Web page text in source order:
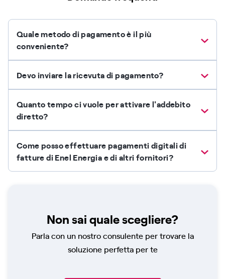
Quale metodo di pagamento è il più
conveniente?
Devo inviare la ricevuta di pagamento?
Quanto tempo ci vuole per attivare l'addebito
diretto?
Come posso effettuare pagamenti digitali di
fatture di Enel Energia e di altri fornitori?
Non sai quale scegliere?
Parla con un nostro consulente per trovare la
soluzione perfetta per te